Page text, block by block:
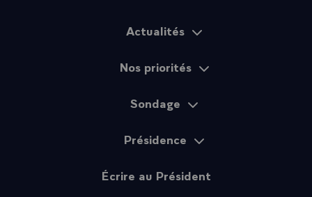
Actualités
Nos priorités
Sondage
Présidence
Écrire au Président